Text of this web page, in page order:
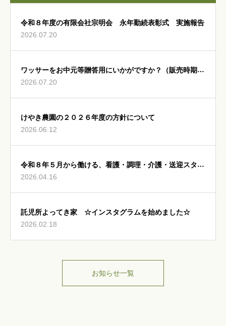
令和８年度の有限会社宗明会 永年勤続表彰式 実施報告
2026.07.20
ワッサーをお中元等贈答用にいかがですか？（販売時期：
8月5日～8月15日頃）
2026.07.20
けやき農園の２０２６年度の方針について
2026.06.12
令和８年５月から働ける、看護・調理・介護・送迎スタッ
フ募集中
2026.04.16
託児所よってき家 ☆インスタグラムを始めました☆
2026.02.18
お知らせ一覧